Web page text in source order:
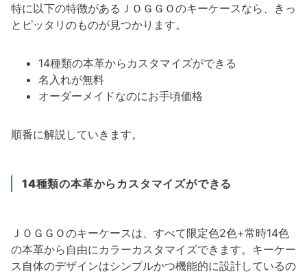
特に以下の特徴があるＪＯＧＧＯのキーケースなら、きっ
とピッタリのものが見つかります。
14種類の本革からカスタマイズができる
名入れが無料
オーダーメイドなのにお手頃価格
順番に解説していきます。
14種類の本革からカスタマイズができる
ＪＯＧＧＯのキーケースは、すべて限定色2色+常時14色
の本革から自由にカラーカスタマイズできます。キーケー
ス自体のデザインはシンプルかつ機能的に設計しているの